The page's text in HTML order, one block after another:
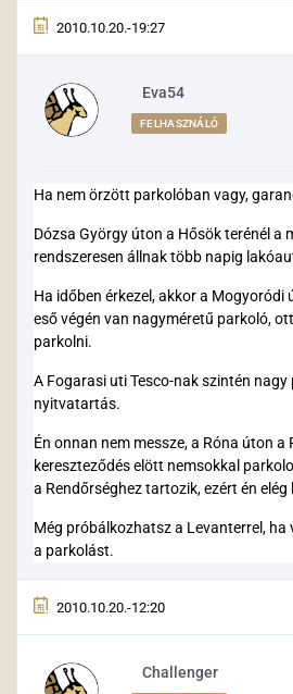
2010.10.20.-19:27
Eva54
FELHASZNÁLÓ
Ha nem örzött parkolóban vagy,
Dózsa György úton a Hősök terénél a
rendszeresen állnak több napig
Ha időben érkezel, akkor a Mogyoródi
eső végén van nagyméretű parkoló,
parkolni.
A Fogarasi uti Tesco-nak szintén
nyitvatartás.
Én onnan nem messze, a Róna úton a
kereszteződés elött nemsokkal
a Rendőrséghez tartozik, ezért én
Még próbálkozhatsz a Levanterrel, ha
a parkolást.
2010.10.20.-12:20
Challenger